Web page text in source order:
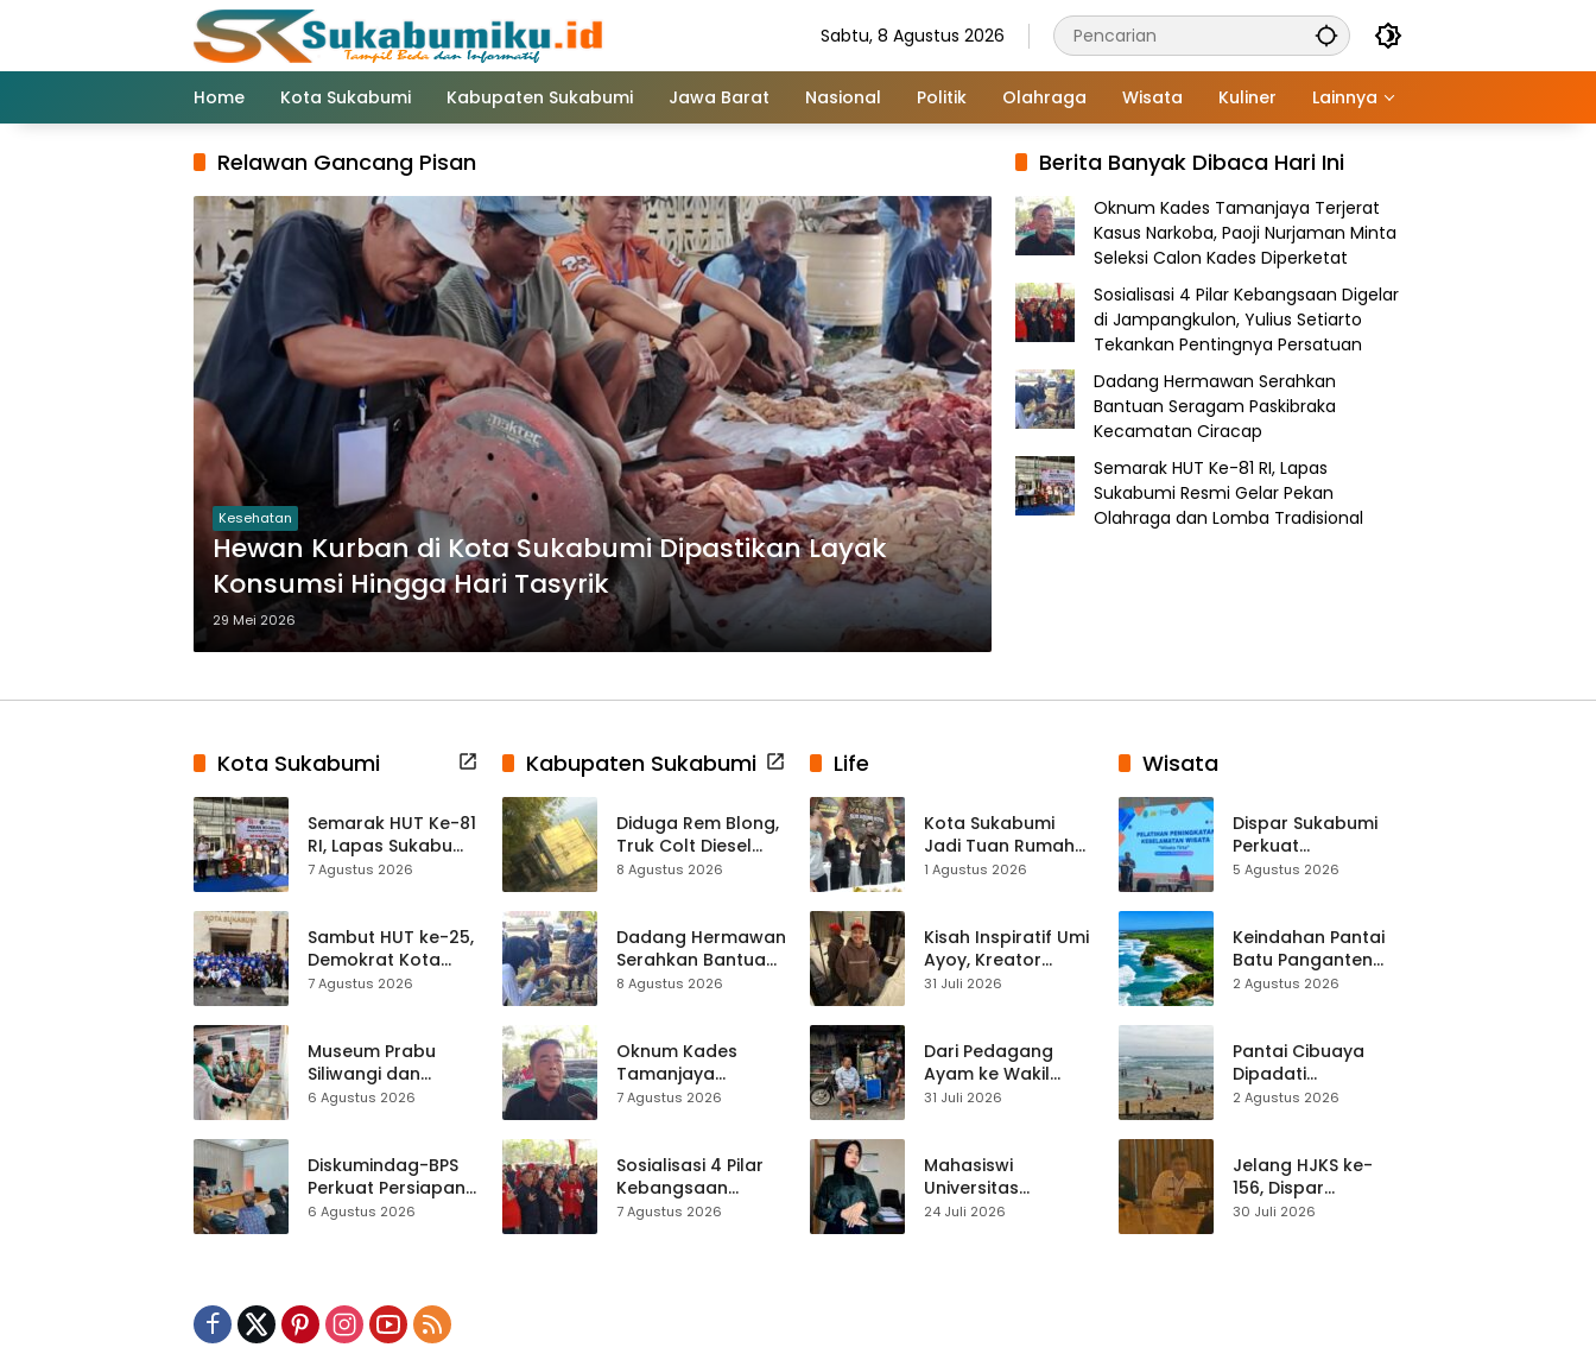
Sabtu, 8 Agustus 2026
Home Kota Sukabumi Kabupaten Sukabumi Jawa Barat Nasional Politik Olahraga Wisata Kuliner Lainnya
Relawan Gancang Pisan
Kesehatan
Hewan Kurban di Kota Sukabumi Dipastikan Layak
Konsumsi Hingga Hari Tasyrik
29 Mei 2026
Berita Banyak Dibaca Hari Ini
Oknum Kades Tamanjaya Terjerat
Kasus Narkoba, Paoji Nurjaman Minta
Seleksi Calon Kades Diperketat
Sosialisasi 4 Pilar Kebangsaan Digelar
di Jampangkulon, Yulius Setiarto
Tekankan Pentingnya Persatuan
Dadang Hermawan Serahkan
Bantuan Seragam Paskibraka
Kecamatan Ciracap
Semarak HUT Ke-81 RI, Lapas
Sukabumi Resmi Gelar Pekan
Olahraga dan Lomba Tradisional
Kota Sukabumi
Semarak HUT Ke-81
RI, Lapas Sukabumi
Resmi Gelar Pekan
7 Agustus 2026
Sambut HUT ke-25,
Demokrat Kota
Sukabumi
ASRI Lewat Aksi
Bersih Masjid
Agung
7 Agustus 2026
Museum Prabu
Siliwangi dan
Museum Keramik
Hampir 500 Koleksi
Dipisahkan
6 Agustus 2026
Diskumindag-BPS
Perkuat Persiapan
Sensus Ekonomi,
6 Agustus 2026
Kabupaten Sukabumi
Diduga Rem Blong,
Truk Colt Diesel
Terperosok di Jalur
8 Agustus 2026
Dadang Hermawan
Serahkan Bantuan
Seragam
Ciracap
8 Agustus 2026
Oknum Kades
Tamanjaya
Terjerat Kasus
Seleksi Calon
Kades Diperketat
7 Agustus 2026
Sosialisasi 4 Pilar
Kebangsaan
Digelar di
7 Agustus 2026
Life
Kota Sukabumi
Jadi Tuan Rumah
Kontes Batu Akik
1 Agustus 2026
Kisah Inspiratif Umi
Ayoy, Kreator
TikTok Asal
Live Streaming
31 Juli 2026
Dari Pedagang
Ayam ke Wakil
Ketua DPRD, H.
Pasar Cisaat
31 Juli 2026
Mahasiswi
Universitas
Muhammadiyah
24 Juli 2026
Wisata
Dispar Sukabumi
Perkuat
Keselamatan
Mitigasi hingga
Teknik Evakuasi
5 Agustus 2026
Keindahan Pantai
Batu Panganten
Mulai Dilirik
2 Agustus 2026
Pantai Cibuaya
Dipadati
Wisatawan,
Waspada
2 Agustus 2026
Jelang HJKS ke-
156, Dispar
Kabupaten
30 Juli 2026